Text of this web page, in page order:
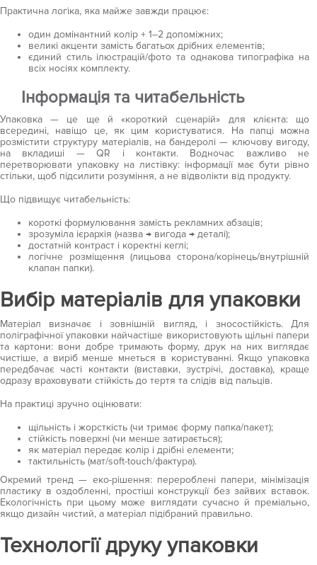
Практична логіка, яка майже завжди працює:
один домінантний колір + 1–2 допоміжних;
великі акценти замість багатьох дрібних елементів;
єдиний стиль ілюстрацій/фото та однакова типографіка на
всіх носіях комплекту.
Інформація та читабельність
Упаковка — це ще й «короткий сценарій» для клієнта: що
всередині, навіщо це, як цим користуватися. На папці можна
розмістити структуру матеріалів, на бандеролі — ключову вигоду,
на вкладиші — QR і контакти. Водночас важливо не
перетворювати упаковку на листівку: інформації має бути рівно
стільки, щоб підсилити розуміння, а не відволікти від продукту.
Що підвищує читабельність:
короткі формулювання замість рекламних абзаців;
зрозуміла ієрархія (назва → вигода → деталі);
достатній контраст і коректні кеглі;
логічне розміщення (лицьова сторона/корінець/внутрішній
клапан папки).
Вибір матеріалів для упаковки
Матеріал визначає і зовнішній вигляд, і зносостійкість. Для
поліграфічної упаковки найчастіше використовують щільні папери
та картони: вони добре тримають форму, друк на них виглядає
чистіше, а виріб менше мнеться в користуванні. Якщо упаковка
передбачає часті контакти (виставки, зустрічі, доставка), краще
одразу враховувати стійкість до тертя та слідів від пальців.
На практиці зручно оцінювати:
щільність і жорсткість (чи тримає форму папка/пакет);
стійкість поверхні (чи менше затирається);
як матеріал передає колір і дрібні елементи;
тактильність (мат/soft-touch/фактура).
Окремий тренд — еко-рішення: перероблені папери, мінімізація
пластику в оздобленні, простіші конструкції без зайвих вставок.
Екологічність при цьому може виглядати сучасно й преміально,
якщо дизайн чистий, а матеріал підібраний правильно.
Технології друку упаковки